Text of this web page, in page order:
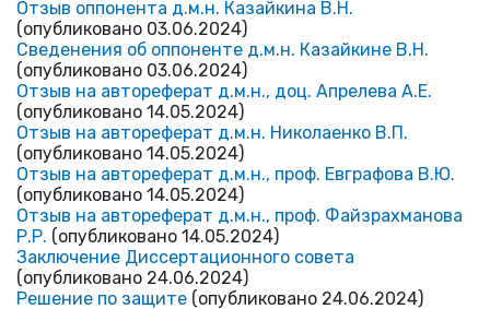
Отзыв оппонента д.м.н. Казайкина В.Н.
(опубликовано 03.06.2024)
Сведенения об оппоненте д.м.н. Казайкине В.Н.
(опубликовано 03.06.2024)
Отзыв на автореферат д.м.н., доц. Апрелева А.Е.
(опубликовано 14.05.2024)
Отзыв на автореферат д.м.н. Николаенко В.П.
(опубликовано 14.05.2024)
Отзыв на автореферат д.м.н., проф. Евграфова В.Ю.
(опубликовано 14.05.2024)
Отзыв на автореферат д.м.н., проф. Файзрахманова
Р.Р. (опубликовано 14.05.2024)
Заключение Диссертационного совета
(опубликовано 24.06.2024)
Решение по защите (опубликовано 24.06.2024)